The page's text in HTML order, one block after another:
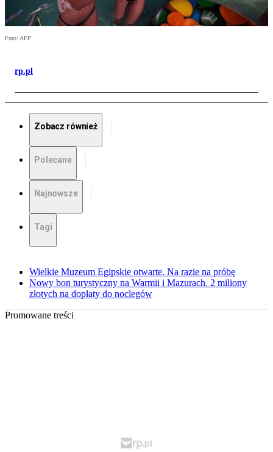
Foto: AFP
rp.pl
Zobacz również
Polecane
Najnowsze
Tagi
Wielkie Muzeum Egipskie otwarte. Na razie na próbę
Nowy bon turystyczny na Warmii i Mazurach. 2 miliony
złotych na dopłaty do noclegów
Promowane treści